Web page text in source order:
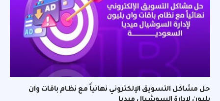
حل مشاكل التسويق الإلكتروني نهائياً مع نظام باقات وان